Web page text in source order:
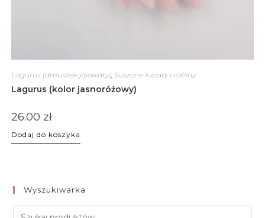
Lagurus (dmuszek jajowaty), Suszone kwiaty i rośliny
Lagurus (kolor jasnoróżowy)
26.00 zł
Dodaj do koszyka
Wyszukiwarka